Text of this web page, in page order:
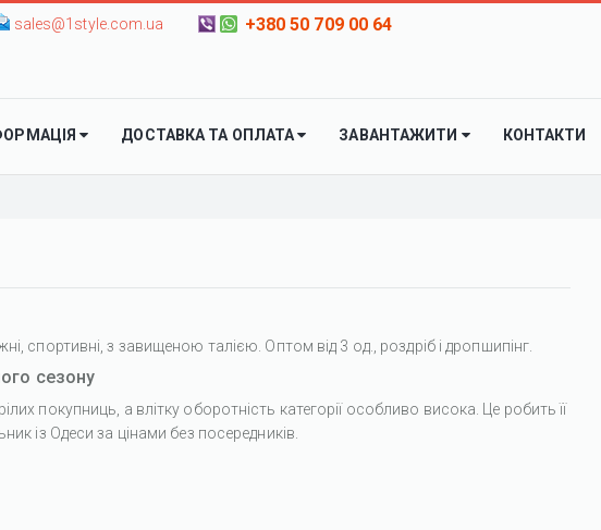
sales@1style.com.ua +380 50 709 00 64
ДОСТАВКА ТА ОПЛАТА ЗАВАНТАЖИТИ КОНТАКТИ
спортивні, з завищеною талією. Оптом від 3 од., роздріб і дропшипінг.
сезону
покупниць, а влітку оборотність категорії особливо висока. Це робить її
із Одеси за цінами без посередників.